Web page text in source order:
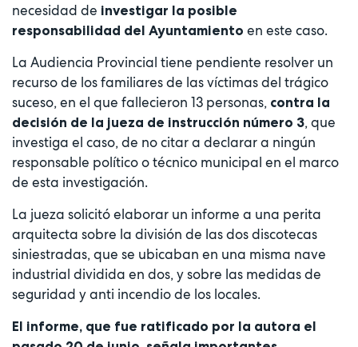
necesidad de investigar la posible
responsabilidad del Ayuntamiento en este caso.
La Audiencia Provincial tiene pendiente resolver un
recurso de los familiares de las víctimas del trágico
suceso, en el que fallecieron 13 personas, contra la
decisión de la jueza de instrucción número 3, que
investiga el caso, de no citar a declarar a ningún
responsable político o técnico municipal en el marco
de esta investigación.
La jueza solicitó elaborar un informe a una perita
arquitecta sobre la división de las dos discotecas
siniestradas, que se ubicaban en una misma nave
industrial dividida en dos, y sobre las medidas de
seguridad y anti incendio de los locales.
El informe, que fue ratificado por la autora el